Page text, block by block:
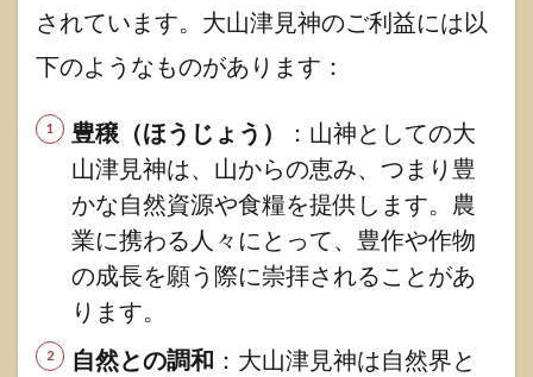
ライン
にぎこ
ク
1.6.3
の公式
グッツ
1.7
まと
め
山津
されています。大山津見神のご利益には以
下のようなものがあります：
豊穣（ほうじょう）
：山神としての大
山津見神は、山からの恵み、つまり豊
かな自然資源や食糧を提供します。農
業に携わる人々にとって、豊作や作物
の成長を願う際に崇拝されることがあ
ります。
自然との調和 ：大山津見神は自然界と